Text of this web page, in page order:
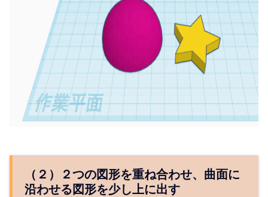
（２）２つの図形を重ね合わせ、曲面に
沿わせる図形を少し上に出す